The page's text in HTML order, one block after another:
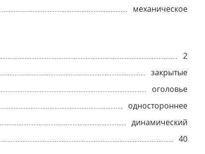
механическое
2
закрытые
оголовье
одностороннее
динамический
40